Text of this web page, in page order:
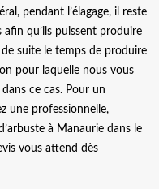
pendant l’élagage, il reste
qu’ils puissent produire
suite le temps de produire
pour laquelle nous vous
ce cas. Pour un
une professionnelle,
à Manaurie dans le
vous attend dès